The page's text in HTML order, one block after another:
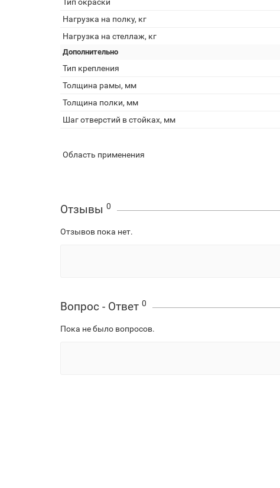
Нагрузка на полку, кг
Нагрузка на стеллаж, кг
Дополнительно
Тип крепления
Толщина рамы, мм
Толщина полки, мм
Шаг отверстий в стойках, мм
Область применения
Отзывы 0
Отзывов пока нет.
Вопрос - Ответ 0
Пока не было вопросов.